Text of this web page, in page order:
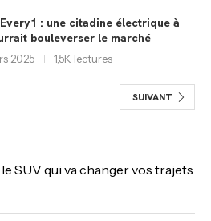
: une citadine électrique à
bouleverser le marché
2025 1,5K lectures
SUIVANT
SUV qui va changer vos trajets